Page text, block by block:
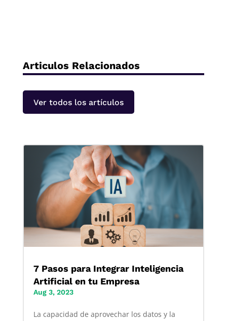
Articulos Relacionados
Ver todos los artículos
7 Pasos para Integrar Inteligencia
Artificial en tu Empresa
Aug 3, 2023
La capacidad de aprovechar los datos y la